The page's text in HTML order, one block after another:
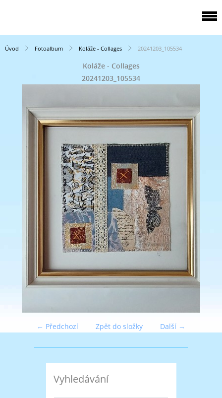
Úvod Fotoalbum Koláže - Collages 20241203_105534
Koláže - Collages
20241203_105534
← Předchozí Další →
Zpět do složky
Vyhledávání